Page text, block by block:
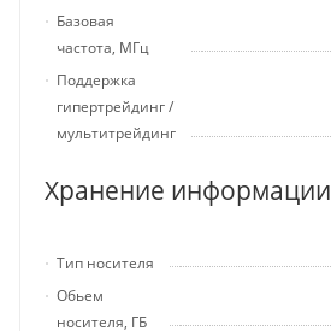
Базовая
частота, МГц
Поддержка
гипертрейдинг /
мультитрейдинг
Хранение информации
Тип носителя
Обьем
носителя, ГБ